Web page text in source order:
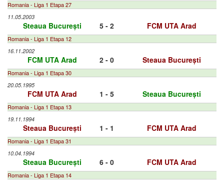
Romania - Liga 1 Etapa 27
11.05.2003
Steaua București 5 - 2 FCM UTA Arad
Romania - Liga 1 Etapa 12
16.11.2002
FCM UTA Arad 2 - 0 Steaua București
Romania - Liga 1 Etapa 30
20.05.1995
FCM UTA Arad 1 - 5 Steaua București
Romania - Liga 1 Etapa 13
19.11.1994
Steaua București 1 - 1 FCM UTA Arad
Romania - Liga 1 Etapa 31
10.04.1994
Steaua București 6 - 0 FCM UTA Arad
Romania - Liga 1 Etapa 14